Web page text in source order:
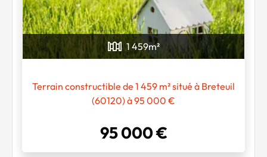
1 459m²
Terrain constructible de 1 459 m² situé à Breteuil
(60120) à 95 000 €
95 000 €